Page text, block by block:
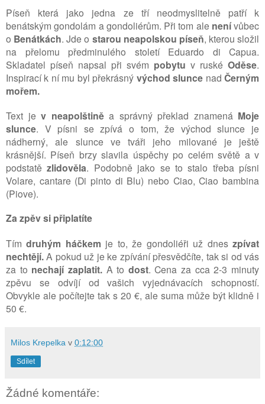
Píseň která jako jedna ze tří neodmyslitelně patří k
benátským gondolám a gondoliérům. Při tom ale nenívůbec
o Benátkách. Jde o starou neapolskou píseň, kterou složil
na přelomu předminulého století Eduardo di Capua.
Skladatel píseň napsal při svém pobytu v ruské Oděse.
Inspirací k ní mu byl překrásný východ slunce nadČerným
mořem.
Text je v neapolštiněa správný překlad znamená Moje
slunce. V písni se zpívá o tom, že východ slunce je
nádherný, ale slunce ve tváři jeho milované je ještě
krásnější. Píseň brzy slavila úspěchy po celém světě a v
podstatězlidověla. Podobně jako se to stalo třeba písni
Volare, cantare (Di pinto di Blu) nebo Ciao, Ciao bambina
(Piove).
Za zpěv si připlatíte
Tím druhým háčkem je to, že gondoliéři už dneszpívat
nechtějí.A pokud už je ke zpívání přesvědčíte, tak si od vás
za to nechají zaplatit.A to dost. Cena za cca 2-3 minuty
zpěvu se odvíjí od vašich vyjednávacích schopností.
Obvykle ale počítejte tak s 20 €, ale suma může být klidně i
50 €.
Milos Krepelka v 0:12:00
Sdílet
Žádné komentáře: